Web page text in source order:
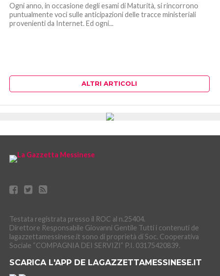
Ogni anno, in occasione degli esami di Maturità, si rincorrono
puntualmente voci sulle anticipazioni delle tracce ministeriali
provenienti da Internet. Ed ogni...
ALTRI ARTICOLI
Testata registrata presso il ROC al n.25404.
Direttore Responsabile Giovanni Gentile Tutti i contenuti de
lagazzettamessinese.it sono di proprietà di Soc. Cooperativa
Sociale “COMPAGNIA DEI SERVIZI” P.I. 03175420839.
SCARICA L'APP DE LAGAZZETTAMESSINESE.IT